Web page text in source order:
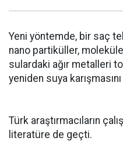
Yeni yöntemde, bir saç
nano partiküller,
sulardaki ağır metalleri
yeniden suya
Türk araştırmacıların
literatüre de geçti.